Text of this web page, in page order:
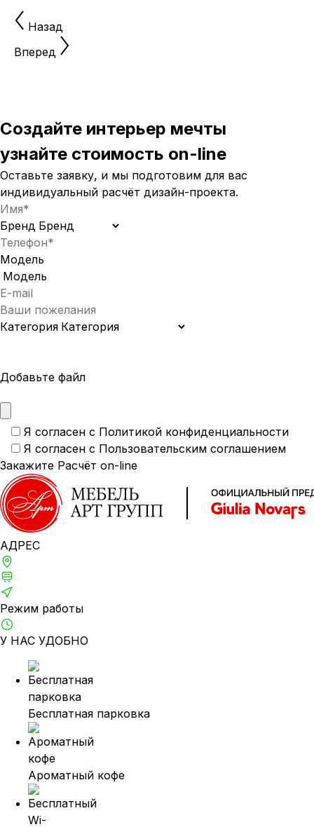
Назад
Вперед
Создайте интерьер мечты
узнайте стоимость on-line
Оставьте заявку, и мы подготовим для вас
индивидуальный расчёт дизайн-проекта.
Бренд
Модель
Категория
Добавьте файл
Я согласен с Политикой конфиденциальности
Я согласен с Пользовательским соглашением
АДРЕС
Режим работы
У НАС УДОБНО
Бесплатная парковка
Ароматный кофе